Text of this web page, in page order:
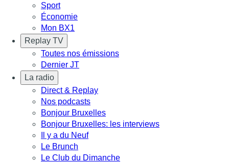
Sport
Économie
Mon BX1
Replay TV
Toutes nos émissions
Dernier JT
La radio
Direct & Replay
Nos podcasts
Bonjour Bruxelles
Bonjour Bruxelles: les interviews
Il y a du Neuf
Le Brunch
Le Club du Dimanche